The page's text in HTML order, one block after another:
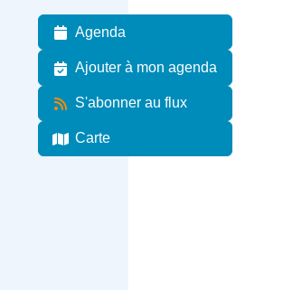
Agenda
Ajouter à mon agenda
S'abonner au flux
Carte